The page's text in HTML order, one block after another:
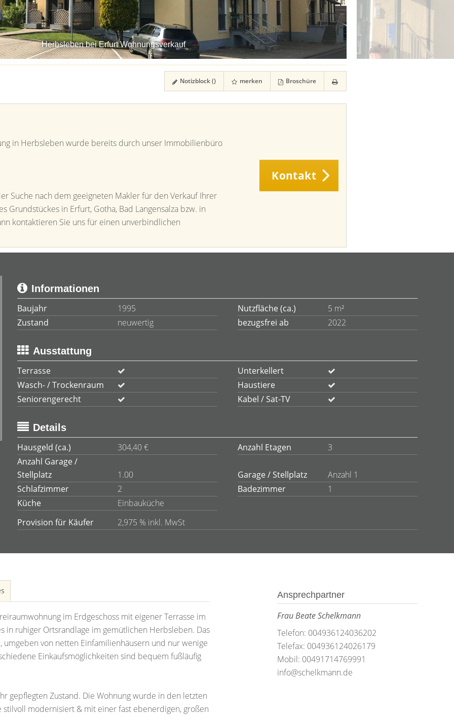
Herbsleben bei Erfurt Wohnungsverkauf
Notizblock () merken Broschüre
in Herbsleben wurde bereits durch unser Immobilienbüro
Suche nach dem geeigneten Makler für den Verkauf Ihrer
Grundstückes in Erfurt, Gotha, Bad Langensalza bzw. in
kontaktieren Sie uns für einen unverbindlichen
Kontakt
Informationen
Baujahr
1995 Nutzfläche (ca.)
5 m²
Zustand
neuwertig bezugsfrei ab 2022
Ausstattung
Terrasse
Unterkellert
Wasch- / Trockenraum
Haustiere
Seniorengerecht
Kabel / Sat-TV
Details
Hausgeld (ca.)
304,40 € Anzahl Etagen
3
Anzahl Garage /
Stellplatz
1.00 Garage / Stellplatz
Anzahl 1
Schlafzimmer
2 Badezimmer
1
Küche
Einbauküche
Provision für Käufer
2,975 % inkl. MwSt
im Erdgeschoss mit eigener Terrasse im
ruhiger Ortsrandlage im gemütlichen Herbsleben. Das
von netten Einfamilienhäusern und nur wenige
Einkaufsmöglichkeiten sind bequem fußläufig
gepflegten Zustand. Die Wohnung wurde in den letzten
modernisiert & mit einer fast ebenerdigen, großen
Ansprechpartner
Frau Beate Schelkmann
Telefon: 004936124036202
Telefax: 004936124026179
Mobil: 00491714769991
info@schelkmann.de